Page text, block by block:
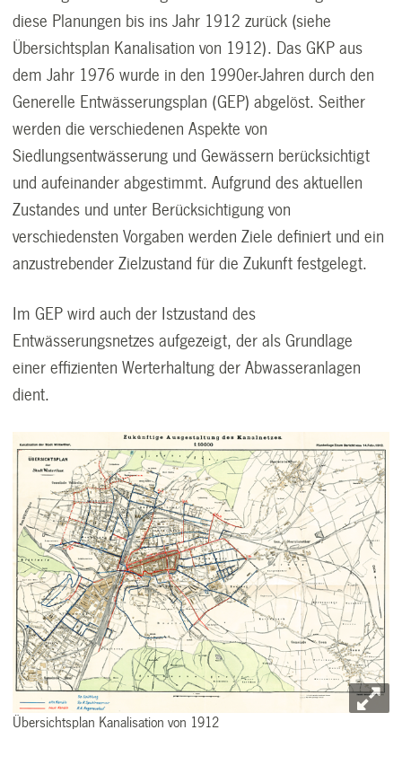
diese Planungen bis ins Jahr 1912 zurück (siehe
Übersichtsplan Kanalisation von 1912). Das GKP aus
dem Jahr 1976 wurde in den 1990er-Jahren durch den
Generelle Entwässerungsplan (GEP) abgelöst. Seither
werden die verschiedenen Aspekte von
Siedlungsentwässerung und Gewässern berücksichtigt
und aufeinander abgestimmt. Aufgrund des aktuellen
Zustandes und unter Berücksichtigung von
verschiedensten Vorgaben werden Ziele definiert und ein
anzustrebender Zielzustand für die Zukunft festgelegt.
Im GEP wird auch der Istzustand des
Entwässerungsnetzes aufgezeigt, der als Grundlage
einer effizienten Werterhaltung der Abwasseranlagen
dient.
Übersichtsplan Kanalisation von 1912